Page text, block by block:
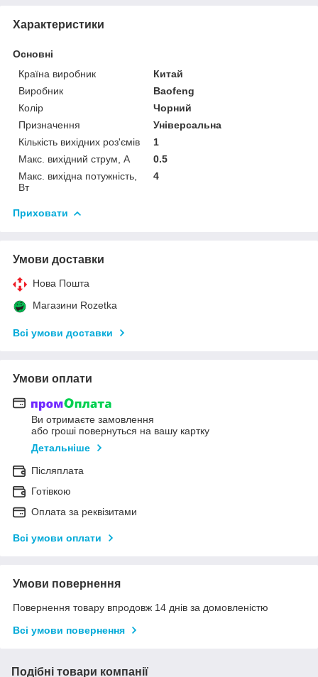
Характеристики
Основні
Країна виробник
Китай
Виробник
Baofeng
Колір
Чорний
Призначення
Універсальна
Кількість вихідних роз'ємів
1
Макс. вихідний струм, А
0.5
Макс. вихідна потужність,
Вт
4
Приховати
Умови доставки
Нова Пошта
Магазини Rozetka
Всі умови доставки
Умови оплати
Ви отримаєте замовлення
або гроші повернуться на вашу картку
Детальніше
Післяплата
Готівкою
Оплата за реквізитами
Всі умови оплати
Умови повернення
Повернення товару впродовж 14 днів за домовленістю
Всі умови повернення
Подібні товари компанії